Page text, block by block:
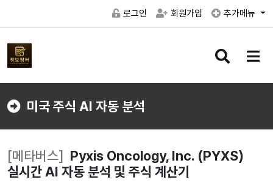
로그인 회원가입 추가메뉴
검
버
메
버
미국 주식 AI 자동 분석
[메타버스] Pyxis Oncology, Inc. (PYXS)
실시간 AI 자동 분석 및 주식 계산기